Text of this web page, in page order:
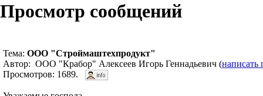
Просмотр сообщений
Тема: ООО "Строймаштехпродукт"
Автор: ООО "Крабор" Алексеев Игорь Геннадьевич (написать
Просмотров: 1689.